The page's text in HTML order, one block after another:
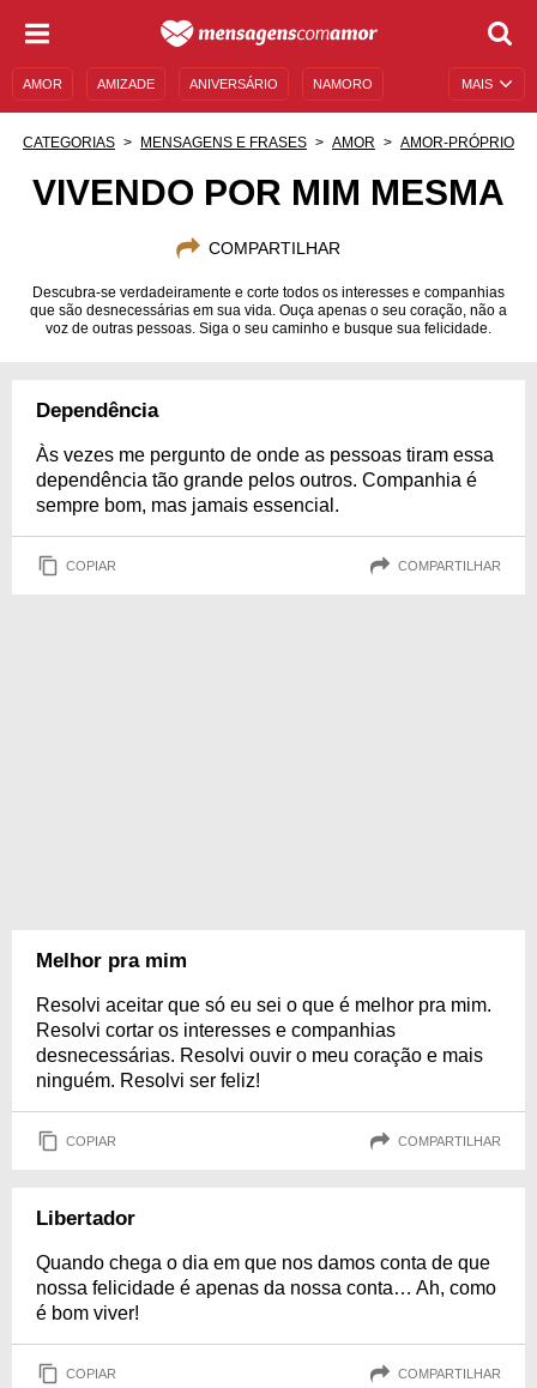
MAIS
AMOR AMIZADE ANIVERSÁRIO NAMORO
CATEGORIAS MENSAGENS E FRASES AMOR AMOR-PRÓPRIO
VIVENDO POR MIM MESMA
COMPARTILHAR
Descubra-se verdadeiramente e corte todos os interesses e companhias
que são desnecessárias em sua vida. Ouça apenas o seu coração, não a
voz de outras pessoas. Siga o seu caminho e busque sua felicidade.
Dependência
Às vezes me pergunto de onde as pessoas tiram essa
dependência tão grande pelos outros. Companhia é
sempre bom, mas jamais essencial.
COPIAR COMPARTILHAR
Melhor pra mim
Resolvi aceitar que só eu sei o que é melhor pra mim.
Resolvi cortar os interesses e companhias
desnecessárias. Resolvi ouvir o meu coração e mais
ninguém. Resolvi ser feliz!
COPIAR COMPARTILHAR
Libertador
Quando chega o dia em que nos damos conta de que
nossa felicidade é apenas da nossa conta… Ah, como
é bom viver!
COPIAR COMPARTILHAR